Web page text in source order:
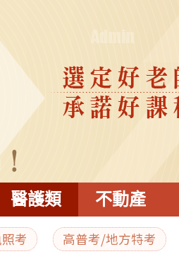
醫護類 不動產
考 高普考/地方特考